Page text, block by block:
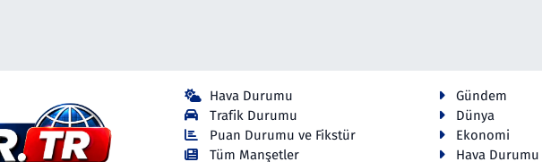
Hava Durumu
Trafik Durumu
Puan Durumu ve Fikstür
Tüm Manşetler
Gündem
Dünya
Ekonomi
Hava Durumu